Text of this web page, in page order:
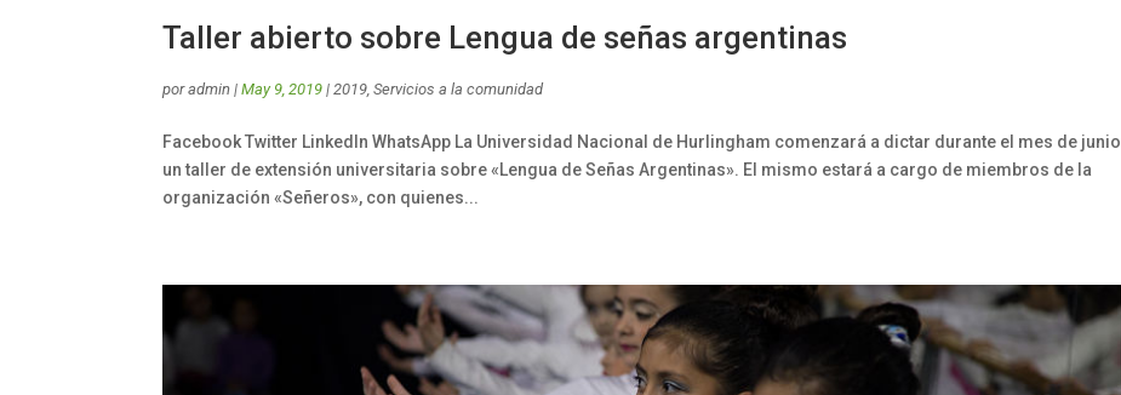
Taller abierto sobre Lengua de señas argentinas
poradmin |May 9, 2019 | 2019 ,Servicios a la comunidad
Facebook Twitter LinkedIn WhatsApp La Universidad Nacional de Hurlingham comenzará a dictar durante el mes de junio
un taller de extensión universitaria sobre «Lengua de Señas Argentinas». El mismo estará a cargo de miembros de la
organización «Señeros», con quienes...